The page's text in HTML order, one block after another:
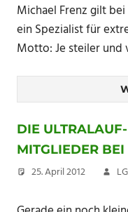
Michael Frenz gilt
ein Spezialist für
Motto: Je steiler und
DIE
MITGLIEDER BEI
25. April 2012